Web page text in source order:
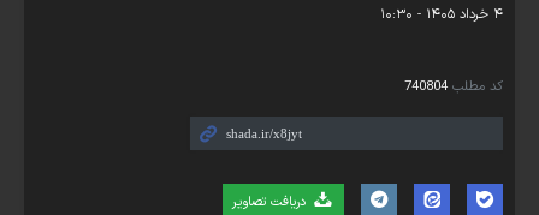
۴ خرداد ۱۴۰۵ - ۱۰:۳۰
کد مطلب 740804
دریافت تصاویر